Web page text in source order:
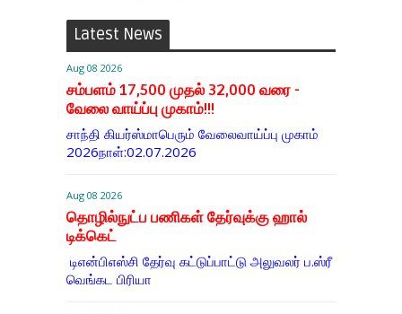
Latest News
Aug 08 2026
சம்பளம் 17,500 முதல் 32,000 வரை -
வேலை வாய்ப்பு முகாம்!!!
சாந்தி கியர்ஸ்மாபெரும் வேலைவாய்ப்பு முகாம்
2026நாள்:02.07.2026
Aug 08 2026
தொழில்நுட்ப பணிகள் தேர்வுக்கு ஹால் ​
டிக்கெட்
டிஎன்​பிஎஸ்சி தேர்வு கட்​டுப்​பாட்டு அலு​வலர் ப.ஸ்ரீ
வெங்கட பிரியா